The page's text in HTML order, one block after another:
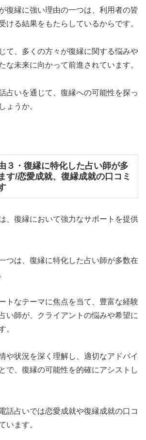
復縁に強い理由の一つは、利用者の皆
ける結果をもたらしているからです。
て、多くの方々が復縁に関する悩みや
な未来に向かって前進されています。
占いを通じて、復縁への可能性を探っ
ょうか。
３・復縁に特化した占い師が多
す/恋愛成就、復縁成就の口コミ
、復縁において強力なサポートを提供
つは、復縁に特化した占い師が多数在
トなテーマに焦点を当て、豊富な経験
い師が、クライアントの悩みや希望に
。
や状況を深く理解し、適切なアドバイ
で、復縁の可能性を的確にアシストし
話占いでは恋愛成就や復縁成就の口コ
います。